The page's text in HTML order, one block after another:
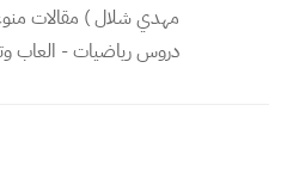
مهدي شلال ) مقالات
دروس رياضيات - العاب